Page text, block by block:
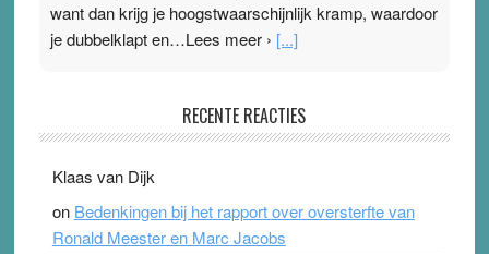
want dan krijg je hoogstwaarschijnlijk kramp, waardoor
je dubbelklapt en…Lees meer › [...]
Ward van Beek
topsporters. Ze hopen ermee hun hartslag te verlagen
terwijl ze meer zuurstof opnemen. Daarop heeft zo’n
pleister geen effect. Maar het gevoel ‘makkelijker te
RECENTE REACTIES
Klaas van Dijk
on Bedenkingen bij het rapport over oversterfte van
Ronald Meester en Marc Jacobs